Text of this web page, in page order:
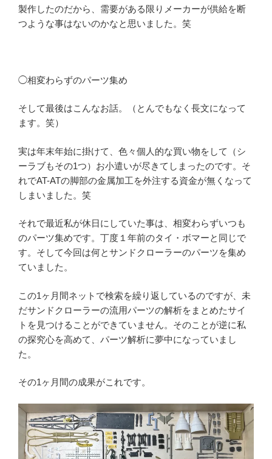
製作したのだから、需要がある限りメーカーが供給を断
つような事はないのかなと思いました。笑
◯相変わらずのパーツ集め
そして最後はこんなお話。（とんでもなく長文になって
ます。笑）
実は年末年始に掛けて、色々個人的な買い物をして（シ
ーラブもその1つ）お小遣いが尽きてしまったのです。そ
れでAT-ATの脚部の金属加工を外注する資金が無くなって
しまいました。笑
それで最近私が休日にしていた事は、相変わらずいつも
のパーツ集めです。丁度１年前のタイ・ボマーと同じで
す。そして今回は何とサンドクローラーのパーツを集め
ていました。
この1ヶ月間ネットで検索を繰り返しているのですが、未
だサンドクローラーの流用パーツの解析をまとめたサイ
トを見つけることができていません。そのことが逆に私
の探究心を高めて、パーツ解析に夢中になっていまし
た。
その1ヶ月間の成果がこれです。